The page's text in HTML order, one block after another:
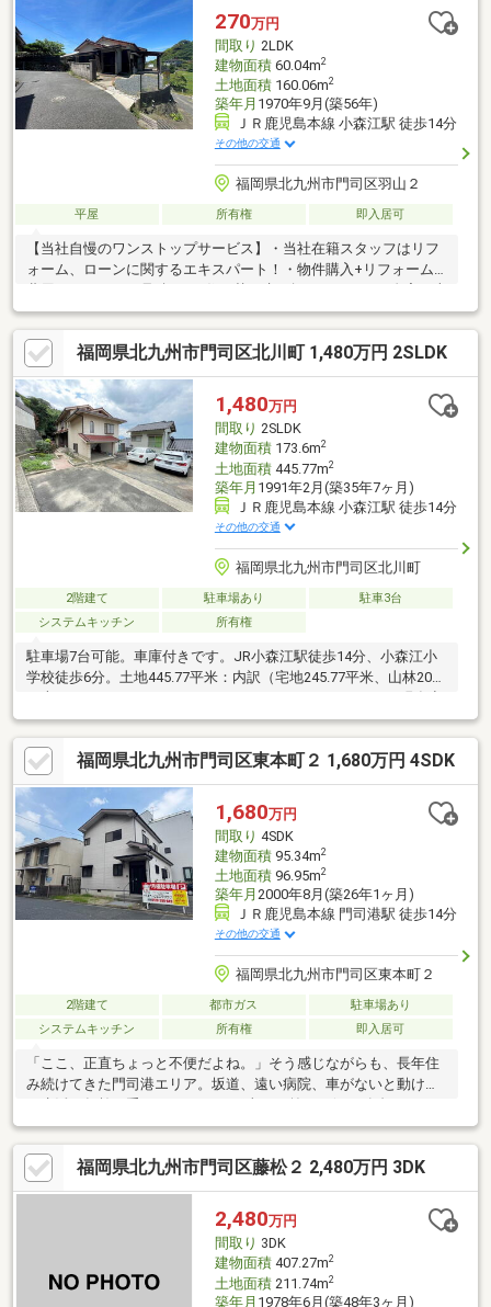
日の通学に便利です
270万円
間取り 2LDK
建物面積60.04m2
土地面積160.06m2
築年月 1970年9月(築56年)
ＪＲ鹿児島本線 小森江駅 徒歩14分
その他の交通
福岡県北九州市門司区羽山２
平屋 所有権 即入居可
【当社自慢のワンストップサービス】・当社在籍スタッフはリフ
ォーム、ローンに関するエキスパート！・物件購入+リフォーム
却が並行して行えます！・もちろん査定も無料です♪【ライフスタ
イルに合わせた物件探し】・土日祝/18時以降/1件～複数件のご内
覧も大歓迎・ご自宅等への送迎も可能です！・当社未掲載物件も
ご案内できます♪
福岡県北九州市門司区北川町 1,480万円 2SLDK
1,480万円
間取り 2SLDK
建物面積173.6m2
土地面積445.77m2
築年月 1991年2月(築35年7ヶ月)
ＪＲ鹿児島本線 小森江駅 徒歩14分
その他の交通
福岡県北九州市門司区北川町
2階建て 駐車場あり
駐車3台
システムキッチン
所有権
駐車場7台可能。車庫付きです。JR小森江駅徒歩14分、小森江小
学校徒歩6分。土地445.77平米：内訳（宅地245.77平米、山林200
室ですが立会いが必要となります。事前に日程調整が必要です。
できるだけご希望日で調整をしますのでお早めにご連絡くださ
い。営業時間 10時～16時（休：水曜日、第2、3火曜日）この時間
帯はお電話でのお問い合わせがスムーズにご案内できます。右下
の電話ボタンをタッチ！もしくはお気軽にお電話ください ＞＞＞
0120-210-393━━━━━━━━━━━━━━━━━━━━━━□□
福岡県北九州市門司区東本町２ 1,680万円 4SDK
1,680万円
間取り 4SDK
建物面積95.34m2
土地面積96.95m2
築年月 2000年8月(築26年1ヶ月)
ＪＲ鹿児島本線 門司港駅 徒歩14分
その他の交通
福岡県北九州市門司区東本町２
2階建て 都市ガス
駐車場あり
システムキッチン
所有権 即入居可
「ここ、正直ちょっと不便だよね。」そう感じながらも、長年住
み続けてきた門司港エリア。坂道、遠い病院、車がないと動けな
てきます。このお家は、バス停徒歩3分、スーパー・病院がすぐ近
く。大町病院徒歩1分、門司メディカルセンター徒歩7分という安
心の立地です。戸建ならではの広さと収納力を持ちながら、暮ら
しはマンション以上にラク。明るい室内、動きやすい家事動線、
堀こたつのある和室でゆったり過ごす時間。「静か」よりも「便
利」。これからの人生を快適にするための、ちょうどいい住み替
福岡県北九州市門司区藤松２ 2,480万円 3DK
2,480万円
間取り 3DK
建物面積407.27m2
土地面積211.74m2
築年月 1978年6月(築48年3ヶ月)